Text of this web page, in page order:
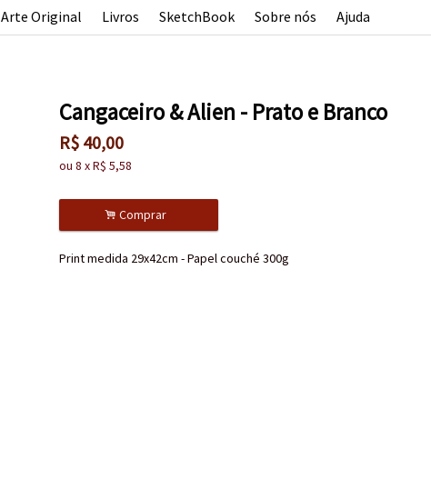
Arte Original Livros SketchBook Sobre nós Ajuda
Cangaceiro & Alien - Prato e Branco
R$ 40,00
ou 8 xR$ 5,58
. Comprar
Print medida 29x42cm - Papel couché 300g